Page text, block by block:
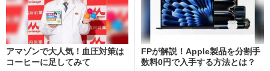
アマゾンで大人気！血圧対策は
コーヒーに足してみて
FPが解説！Apple製品を分割手
数料0円で入手する方法とは？